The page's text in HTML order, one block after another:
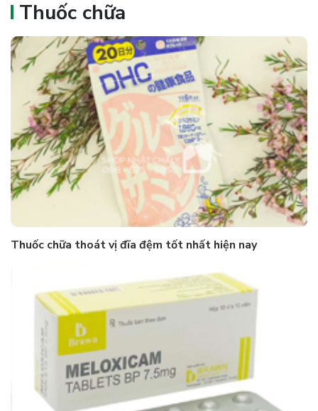
Thuốc chữa
Thuốc chữa thoát vị đĩa đệm tốt nhất hiện nay